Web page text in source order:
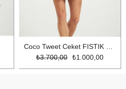
₺1.000,00
₺3.700,00